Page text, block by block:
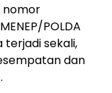
nomor
POLDA
terjadi sekali,
dan